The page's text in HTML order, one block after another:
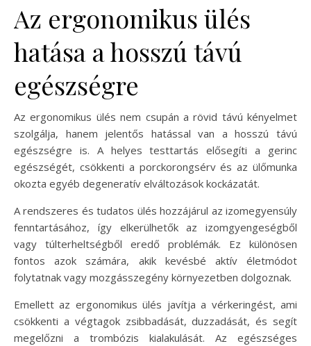
Az ergonomikus ülés
hatása a hosszú távú
egészségre
Az ergonomikus ülés nem csupán a rövid távú kényelmet
szolgálja, hanem jelentős hatással van a hosszú távú
egészségre is. A helyes testtartás elősegíti a gerinc
egészségét, csökkenti a porckorongsérv és az ülőmunka
okozta egyéb degeneratív elváltozások kockázatát.
A rendszeres és tudatos ülés hozzájárul az izomegyensúly
fenntartásához, így elkerülhetők az izomgyengeségből
vagy túlterheltségből eredő problémák. Ez különösen
fontos azok számára, akik kevésbé aktív életmódot
folytatnak vagy mozgásszegény környezetben dolgoznak.
Emellett az ergonomikus ülés javítja a vérkeringést, ami
csökkenti a végtagok zsibbadását, duzzadását, és segít
megelőzni a trombózis kialakulását. Az egészséges